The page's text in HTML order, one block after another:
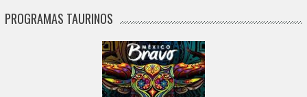
PROGRAMAS TAURINOS